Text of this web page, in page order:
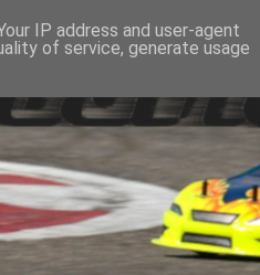
IP address and user-agent
of service, generate usage